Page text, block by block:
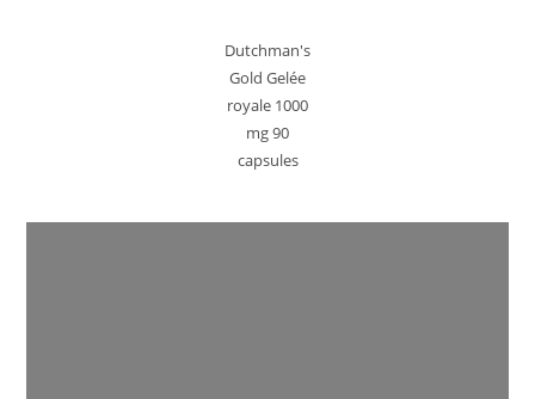
Dutchman's
Gold Gelée
royale 1000
mg 90
capsules